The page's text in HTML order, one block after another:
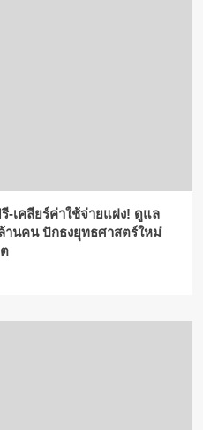
เคลียร์ค่าใช้จ่ายแฝง! ดูแล
านคน ปักธงยุทธศาสตร์ใหม่